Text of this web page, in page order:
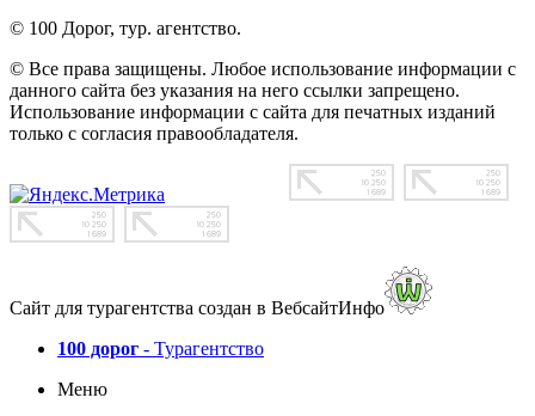
© 100 Дорог, тур. агентство.
© Все права защищены. Любое использование информации с
данного сайта без указания на него ссылки запрещено.
Использование информации с сайта для печатных изданий
только с согласия правообладателя.
Сайт для турагентства создан в ВебсайтИнфо
100 дорог - Турагентство
Меню